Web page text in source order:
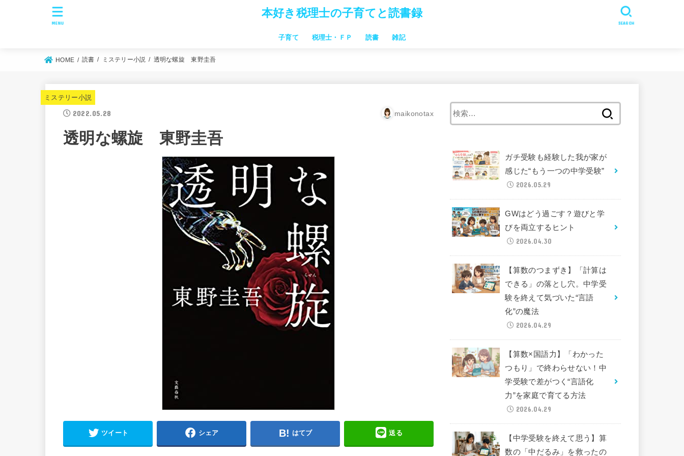
本好き税理士の子育てと読書録
子育て 税理士・ＦＰ 読書 雑記
SEARCH
MENU
HOME 読書 ミステリー小説 透明な螺旋 東野圭吾
ミステリー小説
2022.05.28 maikonotax
透明な螺旋 東野圭吾
ツイート シェア はてブ 送る
ガチ受験も経験した我が家が
感じた“もう一つの中学受験”
2026.05.29
GWはどう過ごす？遊びと学
びを両立するヒント
2026.04.30
【算数のつまずき】「計算は
できる」の落とし穴。中学受
験を終えて気づいた“言語
化”の魔法
2026.04.29
【算数×国語力】「わかった
つもり」で終わらせない！中
学受験で差がつく“言語化
力”を家庭で育てる方法
2026.04.29
【中学受験を終えて思う】算
数の「中だるみ」を救ったの